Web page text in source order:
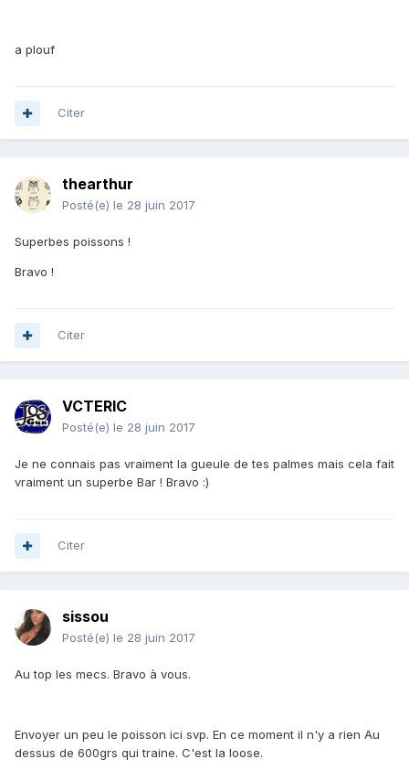
a plouf
Citer
thearthur
Posté(e) le 28 juin 2017
Superbes poissons !
Bravo !
Citer
VCTERIC
Posté(e) le 28 juin 2017
Je ne connais pas vraiment la gueule de tes palmes mais cela fait
vraiment un superbe Bar ! Bravo :)
Citer
sissou
Posté(e) le 28 juin 2017
Au top les mecs. Bravo à vous.
Envoyer un peu le poisson ici svp. En ce moment il n'y a rien Au
dessus de 600grs qui traine. C'est la loose.